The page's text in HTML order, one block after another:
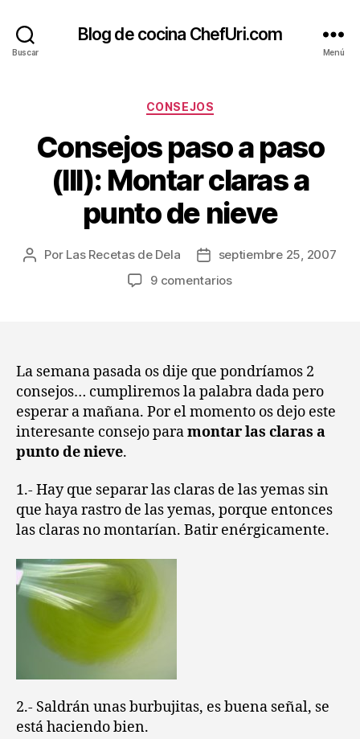
Buscar
Blog de cocina ChefUri.com
Menú
Categorías
CONSEJOS
Consejos paso a paso
(III): Montar claras a
punto de nieve
Autor
Por Las Recetas de Dela
Fecha
de
septiembre 25, 2007
9 comentariosen
(III):
Montar
a
punto
La semana pasada os dije que pondríamos 2
consejos… cumpliremos la palabra dada pero
esperar a mañana. Por el momento os dejo este
interesante consejo paramontar las claras a
punto de nieve.
1.- Hay que separar las claras de las yemas sin
que haya rastro de las yemas, porque entonces
las claras no montarían. Batir enérgicamente.
2.- Saldrán unas burbujitas, es buena señal, se
está haciendo bien.